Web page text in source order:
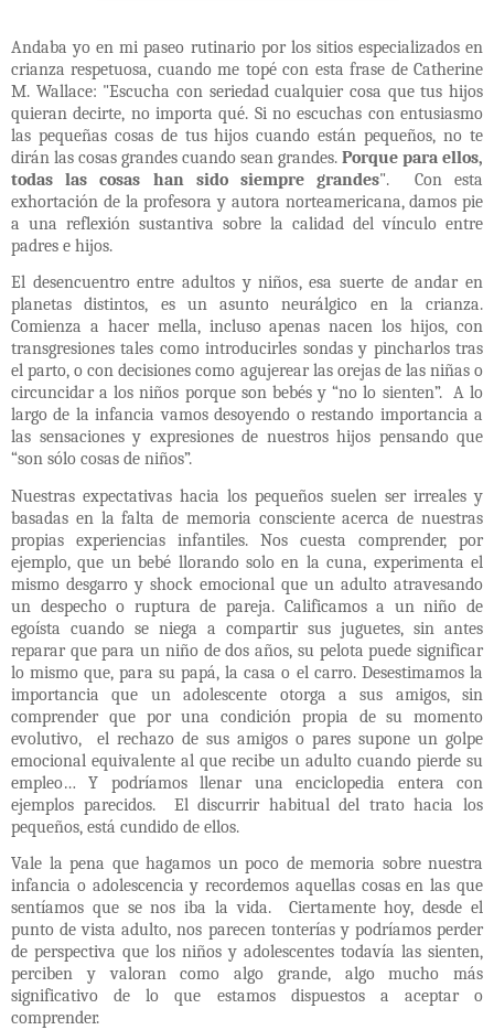
Andaba yo en mi paseo rutinario por los sitios especializados en
crianza respetuosa, cuando me topé con esta frase de Catherine
M. Wallace: "Escucha con seriedad cualquier cosa que tus hijos
quieran decirte, no importa qué. Si no escuchas con entusiasmo
las pequeñas cosas de tus hijos cuando están pequeños, no te
dirán las cosas grandes cuando sean grandes. Porque para ellos,
todas las cosas han sido siempre grandes".
Con esta
exhortación de la profesora y autora norteamericana, damos pie
a una reflexión sustantiva sobre la calidad del vínculo entre
padres e hijos.
El desencuentro entre adultos y niños, esa suerte de andar en
planetas distintos, es un asunto neurálgico en la crianza.
Comienza a hacer mella, incluso apenas nacen los hijos, con
transgresiones tales como introducirles sondas y pincharlos tras
el parto, o con decisiones como agujerear las orejas de las niñas o
circuncidar a los niños porque son bebés y “no lo sienten”. A lo
largo de la infancia vamos desoyendo o restando importancia a
las sensaciones y expresiones de nuestros hijos pensando que
“son sólo cosas de niños”.
Nuestras expectativas hacia los pequeños suelen ser irreales y
basadas en la falta de memoria consciente acerca de nuestras
propias experiencias infantiles. Nos cuesta comprender, por
ejemplo, que un bebé llorando solo en la cuna, experimenta el
mismo desgarro y shock emocional que un adulto atravesando
un despecho o ruptura de pareja. Calificamos a un niño de
egoísta cuando se niega a compartir sus juguetes, sin antes
reparar que para un niño de dos años, su pelota puede significar
lo mismo que, para su papá, la casa o el carro. Desestimamos la
importancia que un adolescente otorga a sus amigos, sin
comprender que por una condición propia de su momento
evolutivo,
el rechazo de sus amigos o pares supone un golpe
emocional equivalente al que recibe un adulto cuando pierde su
empleo… Y podríamos llenar una enciclopedia entera con
ejemplos parecidos.
El discurrir habitual del trato hacia los
pequeños, está cundido de ellos.
Vale la pena que hagamos un poco de memoria sobre nuestra
infancia o adolescencia y recordemos aquellas cosas en las que
sentíamos que se nos iba la vida.
Ciertamente hoy, desde el
punto de vista adulto, nos parecen tonterías y podríamos perder
de perspectiva que los niños y adolescentes todavía las sienten,
perciben y valoran como algo grande, algo mucho más
significativo de lo que estamos dispuestos a aceptar o
comprender.